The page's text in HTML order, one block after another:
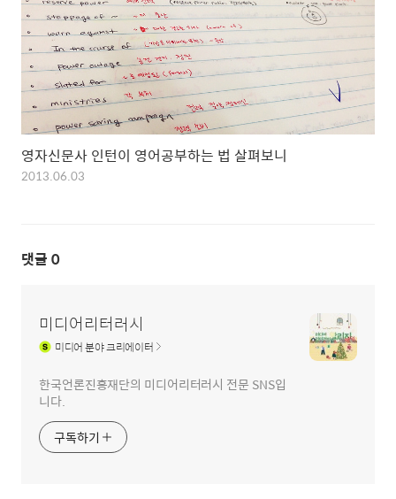
영자신문사 인턴이 영어공부하는 법 살펴보니
2013.06.03
댓글 0
미디어리터러시
미디어분야 크리에이터
한국언론진흥재단의 미디어리터러시 전문 SNS입
니다.
구독하기